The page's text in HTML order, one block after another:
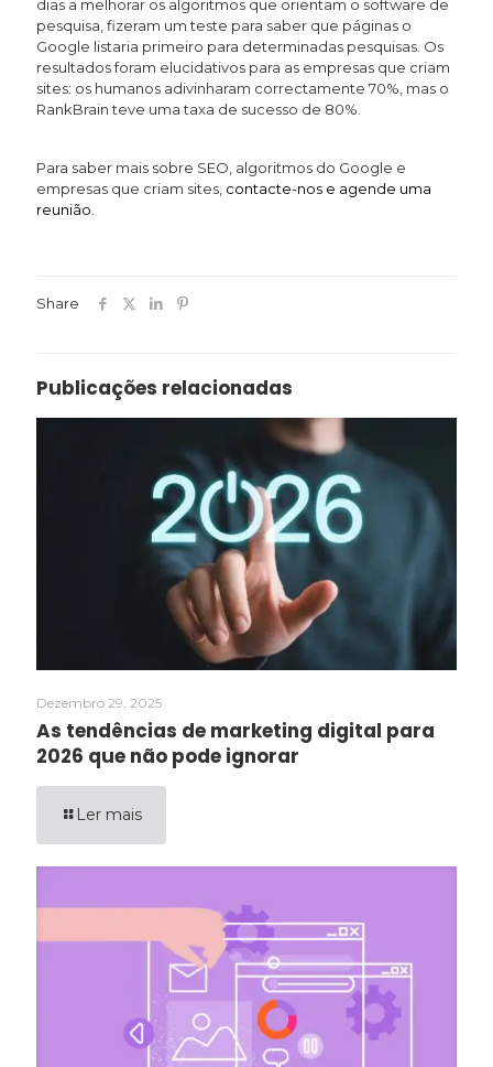
dias a melhorar os algoritmos que orientam o software de
pesquisa, fizeram um teste para saber que páginas o
Google listaria primeiro para determinadas pesquisas. Os
resultados foram elucidativos para as empresas que criam
sites: os humanos adivinharam correctamente 70%, mas o
RankBrain teve uma taxa de sucesso de 80%.
Para saber mais sobre SEO, algoritmos do Google e
empresas que criam sites, contacte-nos e agende uma
reunião.
Share
Publicações relacionadas
Dezembro 29, 2025
As tendências de marketing digital para
2026 que não pode ignorar
Ler mais